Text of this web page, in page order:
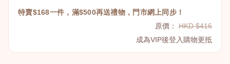
特賣$168一件，滿$500再送禮物，門市網上同步！
原價：
HKD $416
成為VIP後登入購物更抵